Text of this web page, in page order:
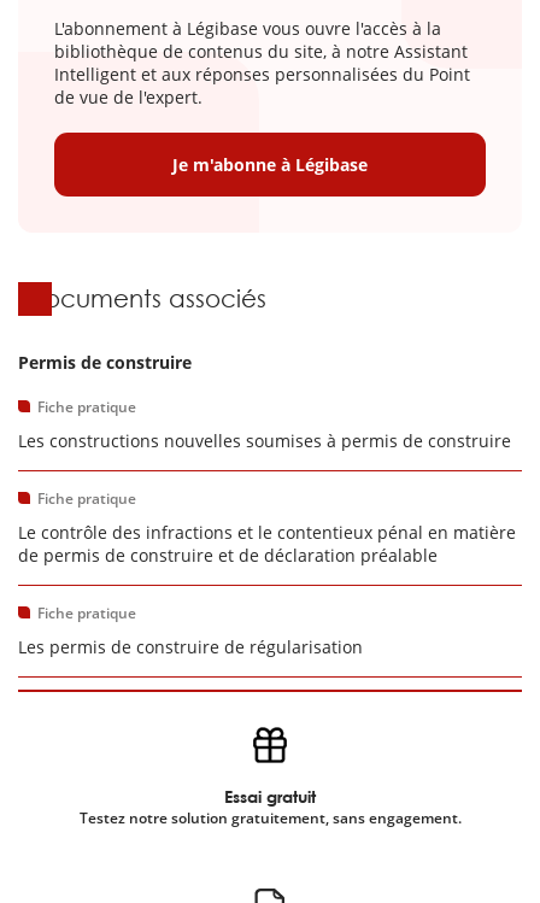
L'abonnement à Légibase vous ouvre l'accès à la
bibliothèque de contenus du site, à notre Assistant
Intelligent et aux réponses personnalisées du Point
de vue de l'expert.
Je m'abonne à Légibase
Documents associés
Permis de construire
Fiche pratique
Les constructions nouvelles soumises à permis de construire
Fiche pratique
Le contrôle des infractions et le contentieux pénal en matière
de permis de construire et de déclaration préalable
Fiche pratique
Les permis de construire de régularisation
Essai gratuit
Testez notre solution gratuitement, sans engagement.